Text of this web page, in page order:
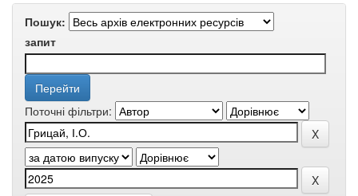
Пошук:
запит
Поточні фільтри: